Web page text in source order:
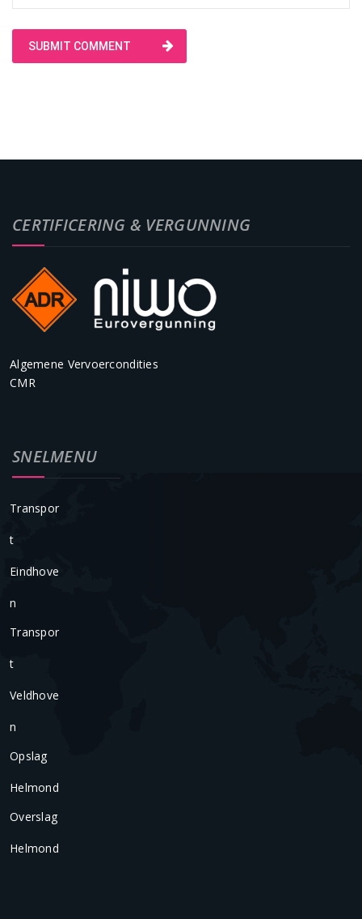
CERTIFICERING & VERGUNNING
Algemene Vervoercondities
CMR
SNELMENU
Transpor
T
Eindhove
N
Transpor
T
Veldhove
N
Opslag
Helmond
Overslag
Helmond